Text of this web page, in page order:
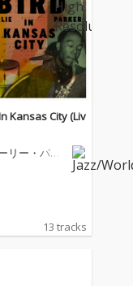
Kansas City (Liv
リー・パー
13 tracks